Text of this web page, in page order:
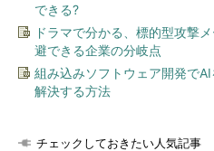
できる?
ドラマで分かる、標的型攻撃
避できる企業の分岐点
組み込みソフトウェア開発で
解決する方法
チェックしておきたい人気記事